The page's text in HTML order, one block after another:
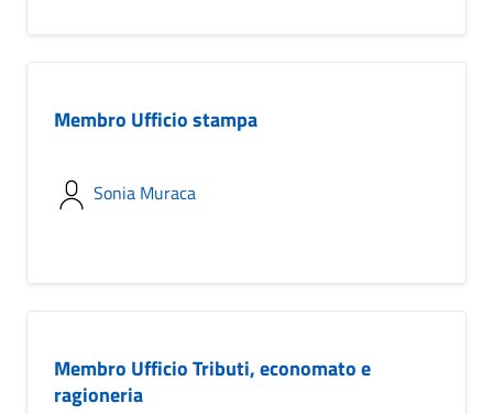
Membro Ufficio stampa
Sonia Muraca
Membro Ufficio Tributi, economato e
ragioneria